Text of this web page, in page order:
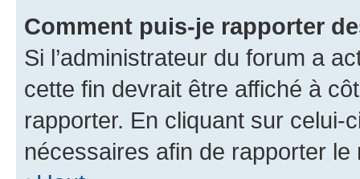
Comment puis-je rapporter
Si l’administrateur du forum a
cette fin devrait être affiché à
rapporter. En cliquant sur
nécessaires afin de rapporter le